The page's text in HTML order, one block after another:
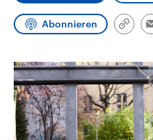
Abonnieren
Link